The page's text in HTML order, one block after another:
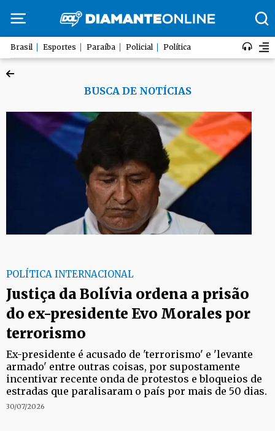
Brasil Esportes Paraíba Policial Política
BUSCA DE NOTÍCIAS
POLÍTICA INTERNACIONAL
Justiça da Bolívia ordena a prisão
do ex-presidente Evo Morales por
terrorismo
Ex-presidente é acusado de 'terrorismo' e 'levante
armado' entre outras coisas, por supostamente
incentivar recente onda de protestos e bloqueios de
estradas que paralisaram o país por mais de 50 dias.
30/07/2026